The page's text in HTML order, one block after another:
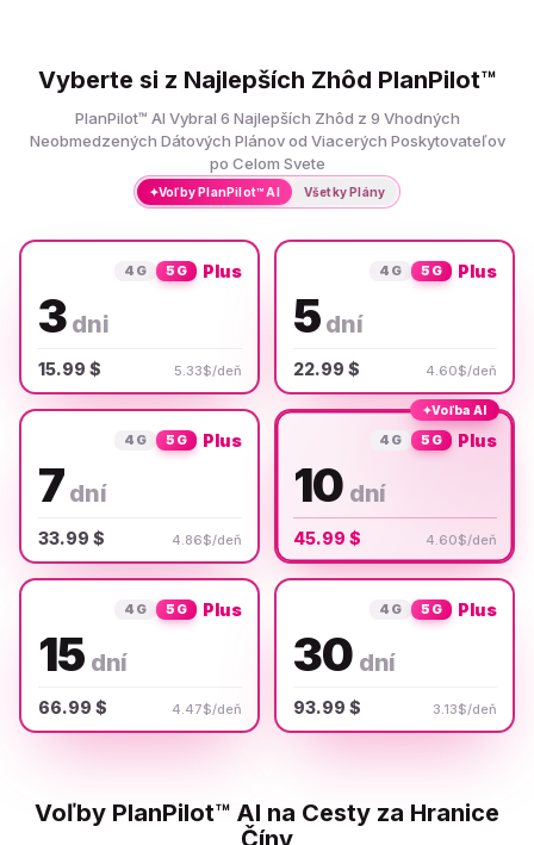
Vyberte si z Najlepších Zhôd PlanPilot™
PlanPilot™ AI Vybral 6 Najlepších Zhôd z 9 Vhodných
Neobmedzených Dátových Plánov od Viacerých Poskytovateľov
po Celom Svete
✦Voľby PlanPilot™ AI Všetky Plány
4G 5G Plus
3 dni
15.99 $ 5.33$/deň
4G 5G Plus
5 dní
22.99 $ 4.60$/deň
4G 5G Plus
7 dní
33.99 $ 4.86$/deň
✦Voľba AI
4G 5G Plus
10 dní
45.99 $ 4.60$/deň
4G 5G Plus
15 dní
66.99 $ 4.47$/deň
4G 5G Plus
30 dní
93.99 $ 3.13$/deň
Voľby PlanPilot™ AI na Cesty za Hranice
Číny